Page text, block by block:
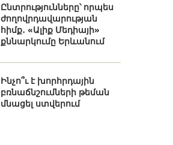
Ընտրությունները՝ որպես
ժողովրդավարության
հիմք․ «Ալիք Մեդիայի»
քննարկումը Երևանում
Ինչո՞ւ է խորհրդային
բռնաճնշումների թեման
մնացել ստվերում